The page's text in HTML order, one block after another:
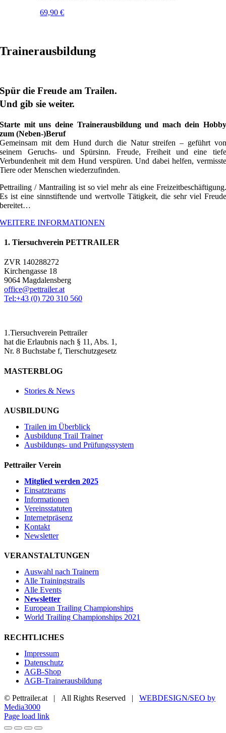
69,90€
Trainerausbildung
Spür die Freude am Trailen.
Und gib sie weiter.
Starte mit uns deine Trainerausbildung und mach dein Hobby
zum (Neben-)Beruf
Gemeinsam mit dem Hund durch die Natur streifen – geführt von
seinem Geruchs- und Spürsinn. Freude, Freiheit und eine tiefe
Verbundenheit mit dem Hund verspüren. Und dabei helfen, vermisste
Tiere oder Menschen wiederzufinden.
Pettrailing / Mantrailing ist so viel mehr als eine Freizeitbeschäftigung.
Es ist eine sinnstiftende und wertvolle Tätigkeit, die sehr viel Freude
bereitet…
WEITERE INFORMATIONEN
1. Tiersuchverein PETTRAILER
ZVR 140288272
Kirchengasse 18
9064 Magdalensberg
office@pettrailer.at
Tel:+43 (0) 720 310 560
1.Tiersuchverein Pettrailer
hat die Erlaubnis nach § 11, Abs. 1,
Nr. 8 Buchstabe f, Tierschutzgesetz
MASTERBLOG
Stories & News
AUSBILDUNG
Trailen im Überblick
Ausbildung Trail Trainer
Ausbildungs- und Prüfungssystem
Pettrailer Verein
Mitglied werden 2025
Einsatzteams
Informationen
Vereinsstatuten
Internetpräsenz
Kontakt
Newsletter
VERANSTALTUNGEN
Auswahl nach Trainern
Alle Trainingstrails
Alle Events
Newsletter
European Trailing Championships
World Trailing Championships 2021
RECHTLICHES
Impressum
Datenschutz
AGB-Shop
AGB-Trainerausbildung
© Pettrailer.at | All Rights Reserved | WEBDESIGN/SEO by
Media3000
Facebook
X
YouTube
Instagram
Page load link